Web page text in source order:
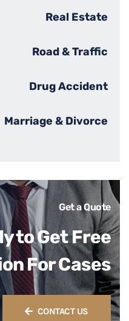
Real Estate
Road & Traffic
Drug Accident
Marriage & Divorce
Get a Quote
to Get Free
For Cases
CONTACT US